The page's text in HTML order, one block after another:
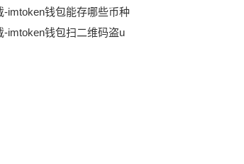
-imtoken钱包能存哪些币种
-imtoken钱包扫二维码盗u